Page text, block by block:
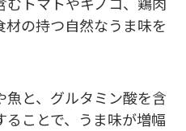
材の持つ自然なうま味を
と、グルタミン酸を含
ことで、うま味が増幅